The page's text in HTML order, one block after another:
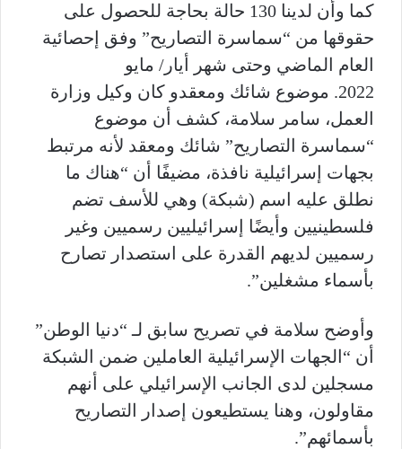
كما وأن لدينا 130 حالة بحاجة للحصول على
حقوقها من “سماسرة التصاريح” وفق إحصائية
العام الماضي وحتى شهر أيار/ مايو
2022. موضوع شائك ومعقدو كان وكيل وزارة
العمل، سامر سلامة، كشف أن موضوع
“سماسرة التصاريح” شائك ومعقد لأنه مرتبط
بجهات إسرائيلية نافذة، مضيفًا أن “هناك ما
نطلق عليه اسم (شبكة) وهي للأسف تضم
فلسطينيين وأيضًا إسرائيليين رسميين وغير
رسميين لديهم القدرة على استصدار تصارح
بأسماء مشغلين”.
وأوضح سلامة في تصريح سابق لـ “دنيا الوطن”
أن “الجهات الإسرائيلية العاملين ضمن الشبكة
مسجلين لدى الجانب الإسرائيلي على أنهم
مقاولون، وهنا يستطيعون إصدار التصاريح
بأسمائهم”.